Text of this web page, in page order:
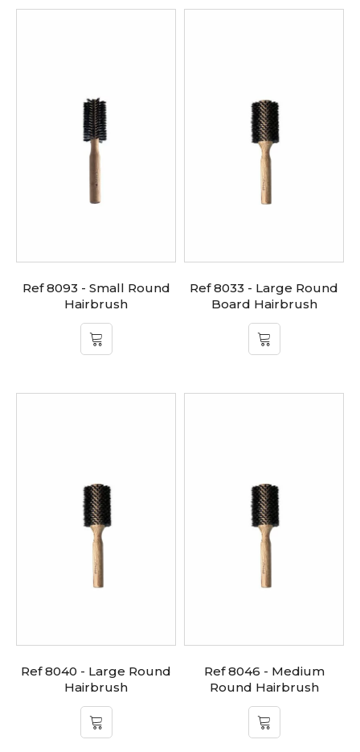
Ref 8033 - Large Round
Board Hairbrush
Ref 8093 - Small Round
Hairbrush
Ref 8046 - Medium
Round Hairbrush
Ref 8040 - Large Round
Hairbrush